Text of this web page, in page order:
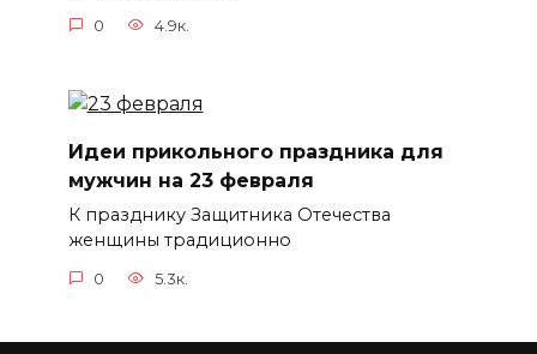
0 4.9к.
Идеи прикольного праздника для
мужчин на 23 февраля
К празднику Защитника Отечества
женщины традиционно
0 5.3к.